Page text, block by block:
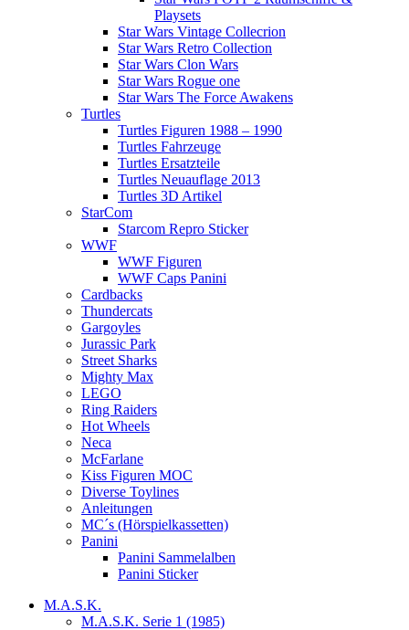
Playsets
Star Wars Vintage Collecrion
Star Wars Retro Collection
Star Wars Clon Wars
Star Wars Rogue one
Star Wars The Force Awakens
Turtles
Turtles Figuren 1988 – 1990
Turtles Fahrzeuge
Turtles Ersatzteile
Turtles Neuauflage 2013
Turtles 3D Artikel
StarCom
Starcom Repro Sticker
WWF
WWF Figuren
WWF Caps Panini
Cardbacks
Thundercats
Gargoyles
Jurassic Park
Street Sharks
Mighty Max
LEGO
Ring Raiders
Hot Wheels
Neca
McFarlane
Kiss Figuren MOC
Diverse Toylines
Anleitungen
MC´s (Hörspielkassetten)
Panini
Panini Sammelalben
Panini Sticker
M.A.S.K.
M.A.S.K. Serie 1 (1985)